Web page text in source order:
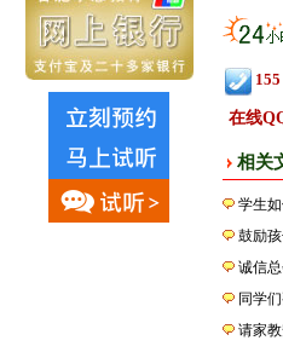
在线
相关
学生
鼓励
诚信
同学
请家